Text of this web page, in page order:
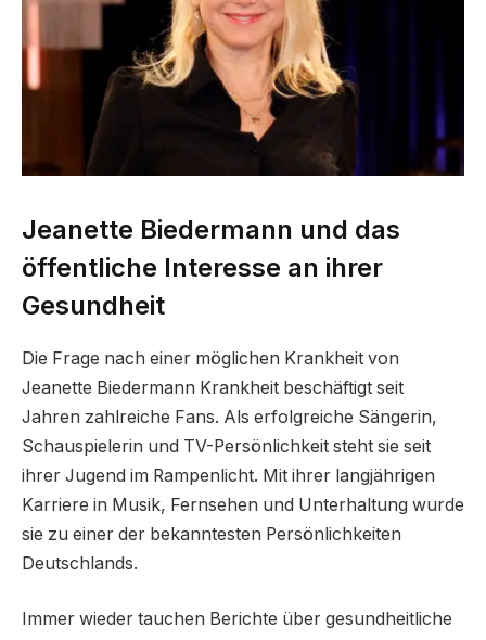
Jeanette Biedermann und das
öffentliche Interesse an ihrer
Gesundheit
Die Frage nach einer möglichen Krankheit von
Jeanette Biedermann Krankheit beschäftigt seit
Jahren zahlreiche Fans. Als erfolgreiche Sängerin,
Schauspielerin und TV-Persönlichkeit steht sie seit
ihrer Jugend im Rampenlicht. Mit ihrer langjährigen
Karriere in Musik, Fernsehen und Unterhaltung wurde
sie zu einer der bekanntesten Persönlichkeiten
Deutschlands.
Immer wieder tauchen Berichte über gesundheitliche